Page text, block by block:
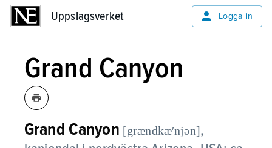
Uppslagsverket Logga in
Grand Canyon
Grand Canyon [grændkæʹnjən],